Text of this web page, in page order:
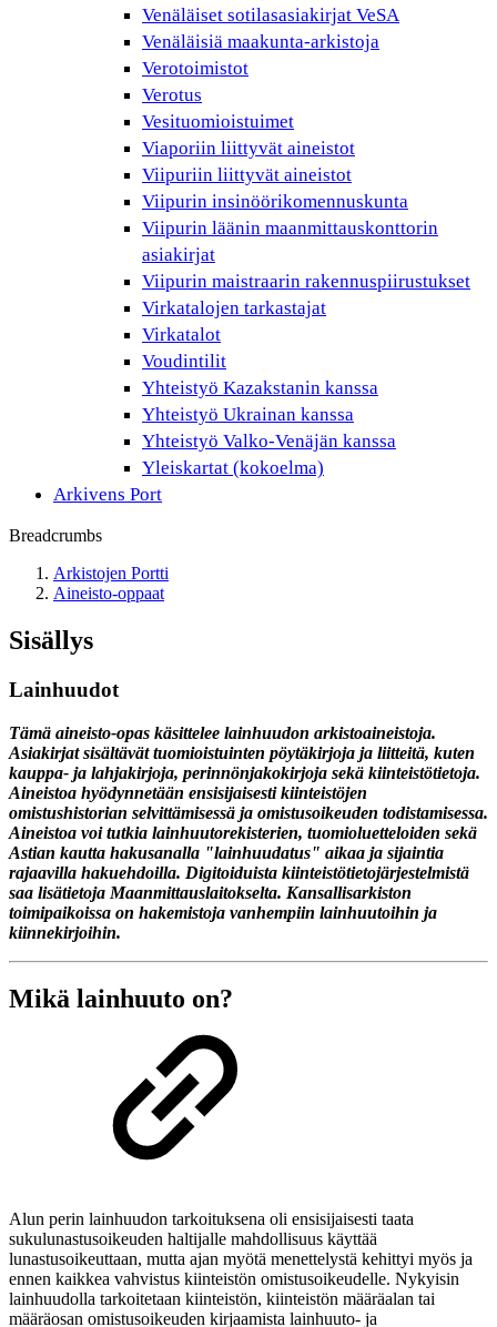
Venäläiset sotilasasiakirjat VeSA
Venäläisiä maakunta-arkistoja
Verotoimistot
Verotus
Vesituomioistuimet
Viaporiin liittyvät aineistot
Viipuriin liittyvät aineistot
Viipurin insinöörikomennuskunta
Viipurin läänin maanmittauskonttorin
asiakirjat
Viipurin maistraarin rakennuspiirustukset
Virkatalojen tarkastajat
Virkatalot
Voudintilit
Yhteistyö Kazakstanin kanssa
Yhteistyö Ukrainan kanssa
Yhteistyö Valko-Venäjän kanssa
Yleiskartat (kokoelma)
Arkivens Port
Breadcrumbs
Arkistojen Portti
Aineisto-oppaat
Sisällys
Lainhuudot
Tämä aineisto-opas käsittelee lainhuudon arkistoaineistoja.
Asiakirjat sisältävät tuomioistuinten pöytäkirjoja ja liitteitä, kuten
kauppa- ja lahjakirjoja, perinnönjakokirjoja sekä kiinteistötietoja.
Aineistoa hyödynnetään ensisijaisesti kiinteistöjen
omistushistorian selvittämisessä ja omistusoikeuden todistamisessa.
Aineistoa voi tutkia lainhuutorekisterien, tuomioluetteloiden sekä
Astian kautta hakusanalla "lainhuudatus" aikaa ja sijaintia
rajaavilla hakuehdoilla. Digitoiduista kiinteistötietojärjestelmistä
saa lisätietoja Maanmittauslaitokselta. Kansallisarkiston
toimipaikoissa on hakemistoja vanhempiin lainhuutoihin ja
kiinnekirjoihin.
Mikä lainhuuto on?
Alun perin lainhuudon tarkoituksena oli ensisijaisesti taata
sukulunastusoikeuden haltijalle mahdollisuus käyttää
lunastusoikeuttaan, mutta ajan myötä menettelystä kehittyi myös ja
ennen kaikkea vahvistus kiinteistön omistusoikeudelle. Nykyisin
lainhuudolla tarkoitetaan kiinteistön, kiinteistön määräalan tai
määräosan omistusoikeuden kirjaamista lainhuuto- ja